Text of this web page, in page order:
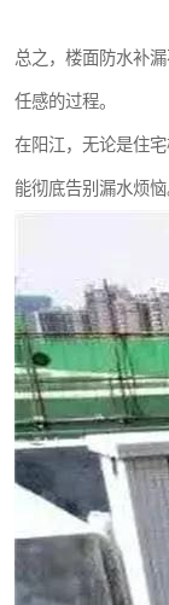
总之，楼面防水补
任感的过程。
在阳江，无论是住
能彻底告别漏水烦恼